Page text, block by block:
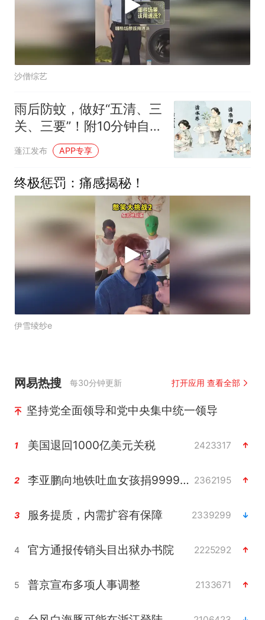
沙僧综艺
雨后防蚊，做好“五清、三
关、三要”！附10分钟自查
清单
蓬江发布 APP专享
终极惩罚：痛感揭秘！
伊雪绫纱e
网易热搜 每30分钟更新 打开应用 查看全部
坚持党全面领导和党中央集中统一领导
1 美国退回1000亿美元关税 2423317
2 李亚鹏向地铁吐血女孩捐99999元 2362195
3 服务提质，内需扩容有保障 2339299
4 官方通报传销头目出狱办书院 2225292
5 普京宣布多项人事调整 2133671